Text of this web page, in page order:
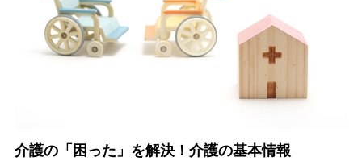
介護の「困った」を解決！介護の基本情報